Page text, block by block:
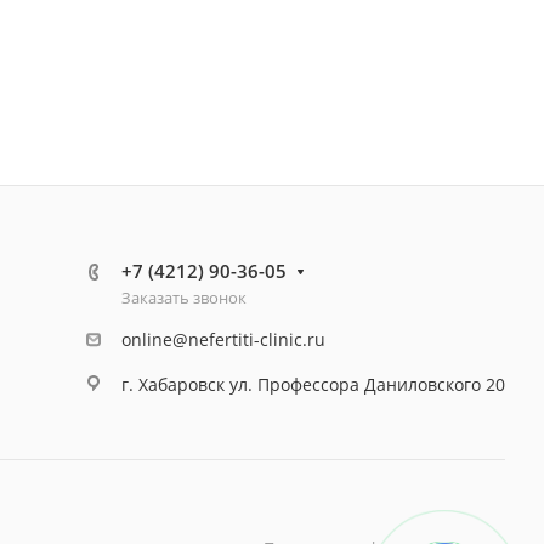
+7 (4212) 90-36-05
Заказать звонок
online@nefertiti-clinic.ru
г. Хабаровск ул. Профессора Даниловского 20